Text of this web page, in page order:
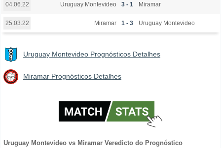
04.06.22 Uruguay Montevideo 3 - 1 Miramar
25.03.22 Miramar 1 - 3 Uruguay Montevideo
Uruguay Montevideo Prognósticos Detalhes
Miramar Prognósticos Detalhes
Uruguay Montevideo vs Miramar Veredicto do Prognóstico